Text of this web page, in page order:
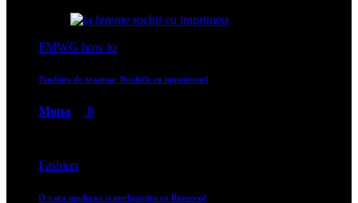
FMWG how to
Tendinte de toamna: Rochiile cu imprimeuri
Mona 0
Fashion
O vara moderna si neobisnuita cu Reserved